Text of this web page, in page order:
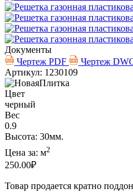
Документы
Чертеж PDF
Чертеж
Артикул: 1230109
Цвет
черный
Вес
0.9
Высота: 30мм.
Цена за: м2
250.00₽
Товар продается кратно